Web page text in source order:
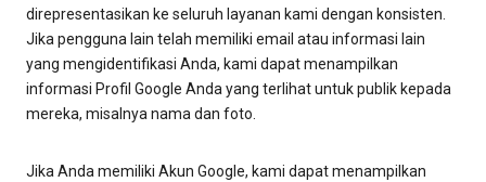
direpresentasikan ke seluruh layanan kami dengan konsisten.
Jika pengguna lain telah memiliki email atau informasi lain
yang mengidentifikasi Anda, kami dapat menampilkan
informasi Profil Google Anda yang terlihat untuk publik kepada
mereka, misalnya nama dan foto.
Jika Anda memiliki Akun Google, kami dapat menampilkan